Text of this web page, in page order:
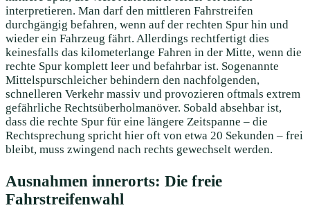
interpretieren. Man darf den mittleren Fahrstreifen
durchgängig befahren, wenn auf der rechten Spur hin und
wieder ein Fahrzeug fährt. Allerdings rechtfertigt dies
keinesfalls das kilometerlange Fahren in der Mitte, wenn die
rechte Spur komplett leer und befahrbar ist. Sogenannte
Mittelspurschleicher behindern den nachfolgenden,
schnelleren Verkehr massiv und provozieren oftmals extrem
gefährliche Rechtsüberholmanöver. Sobald absehbar ist,
dass die rechte Spur für eine längere Zeitspanne – die
Rechtsprechung spricht hier oft von etwa 20 Sekunden – frei
bleibt, muss zwingend nach rechts gewechselt werden.
Ausnahmen innerorts: Die freie
Fahrstreifenwahl